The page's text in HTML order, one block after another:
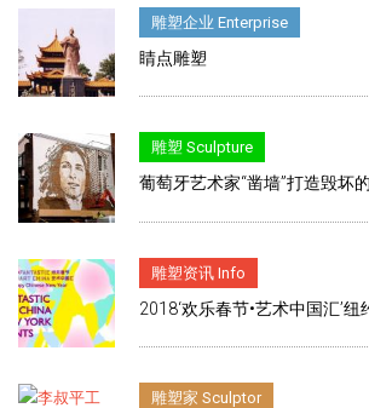
雕塑企业 Enterprise
睛点雕塑
雕塑 Sculpture
葡萄牙艺术家“凿墙”打造毁坏
雕塑资讯 Info
2018‘欢乐春节•艺术中国汇’纽
雕塑家 Sculptor